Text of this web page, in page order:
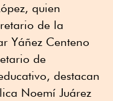
quien
de la
Yáñez Centeno
de
destacan
Noemí Juárez